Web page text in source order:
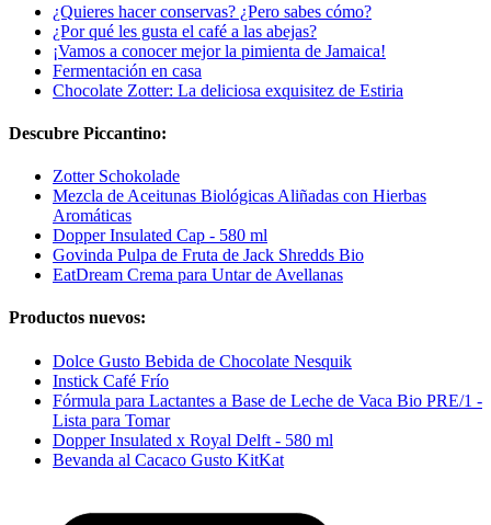
¿Quieres hacer conservas? ¿Pero sabes cómo?
¿Por qué les gusta el café a las abejas?
¡Vamos a conocer mejor la pimienta de Jamaica!
Fermentación en casa
Chocolate Zotter: La deliciosa exquisitez de Estiria
Descubre Piccantino:
Zotter Schokolade
Mezcla de Aceitunas Biológicas Aliñadas con Hierbas
Aromáticas
Dopper Insulated Cap - 580 ml
Govinda Pulpa de Fruta de Jack Shredds Bio
EatDream Crema para Untar de Avellanas
Productos nuevos:
Dolce Gusto Bebida de Chocolate Nesquik
Instick Café Frío
Fórmula para Lactantes a Base de Leche de Vaca Bio PRE/1 -
Lista para Tomar
Dopper Insulated x Royal Delft - 580 ml
Bevanda al Cacaco Gusto KitKat